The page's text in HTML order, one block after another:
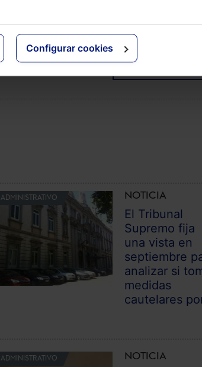
Configurar cookies
ADMINISTRATIVO NOTICIA
El Tribunal
Supremo fija
una vista en
septiembre
analizar si
medidas
cautelares
ADMINISTRATIVO NOTICIA